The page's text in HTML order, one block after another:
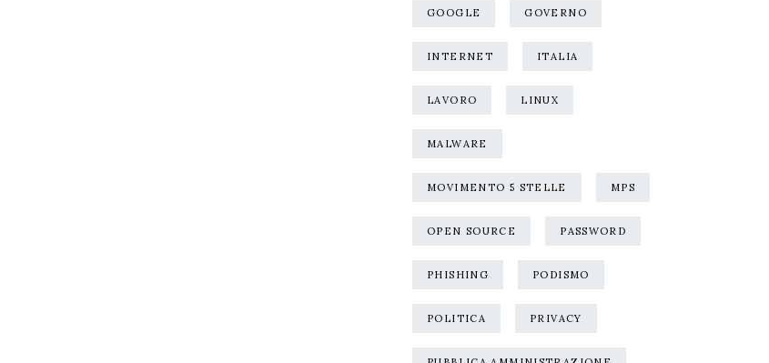
GOOGLE GOVERNO
INTERNET ITALIA
LAVORO LINUX
MALWARE
MOVIMENTO 5 STELLE MPS
OPEN SOURCE PASSWORD
PHISHING PODISMO
POLITICA PRIVACY